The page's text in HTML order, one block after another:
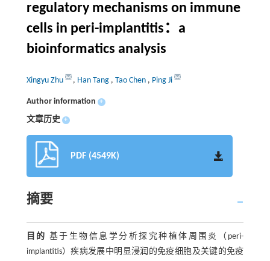
regulatory mechanisms on immune
cells in peri-implantitis：a
bioinformatics analysis
Xingyu Zhu , Han Tang , Tao Chen , Ping Ji
Author information +
文章历史 +
PDF (4549K)
摘要
目的 基于生物信息学分析探究种植体周围炎（peri-
implantitis）疾病发展中明显浸润的免疫细胞及关键的免疫